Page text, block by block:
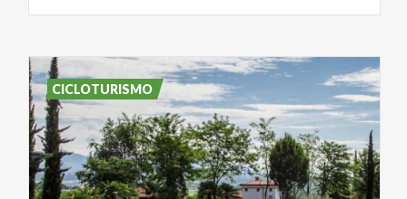
CICLOTURISMO